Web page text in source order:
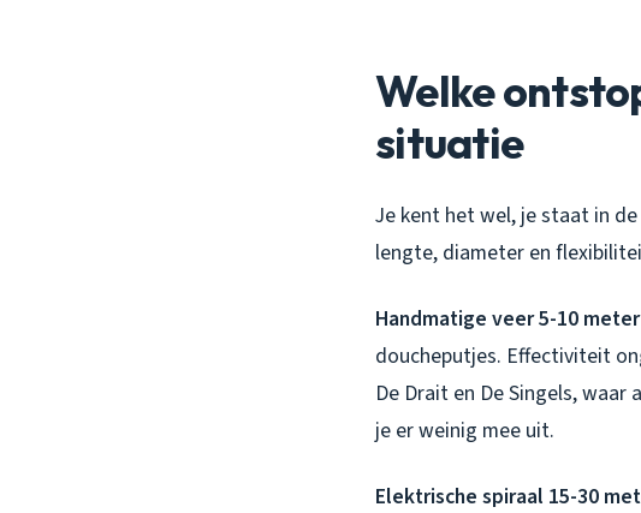
Welke
situatie
Je kent het wel, je staat in
lengte, diameter en
Handmatige veer 5-10
doucheputjes. Effectiviteit
De Drait en De Singels,
je er weinig mee uit.
Elektrische spiraal 15-30